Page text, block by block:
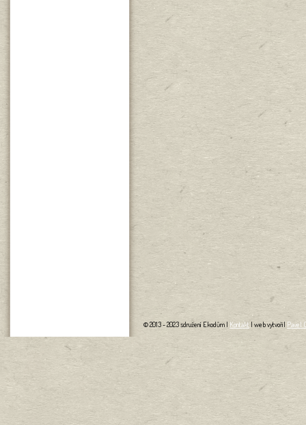
© 2013 - 2023 sdružení Ekodům | Kontakt | web vytvořil Pavel